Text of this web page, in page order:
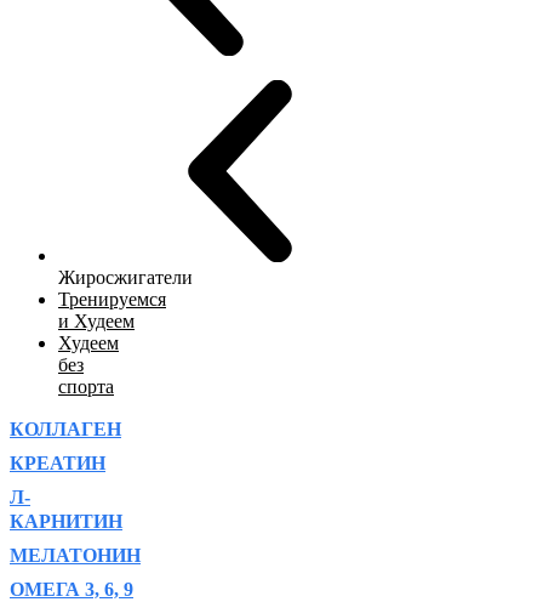
Жиросжигатели
Тренируемся
и Худеем
Худеем
без
спорта
КОЛЛАГЕН
КРЕАТИН
Л-
КАРНИТИН
МЕЛАТОНИН
ОМЕГА 3, 6, 9